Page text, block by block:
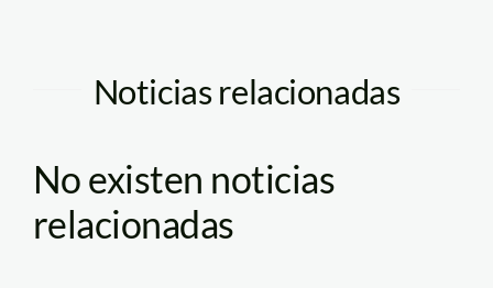
Noticias relacionadas
No existen noticias
relacionadas